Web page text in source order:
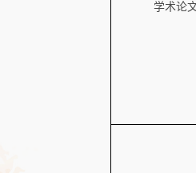
学术论